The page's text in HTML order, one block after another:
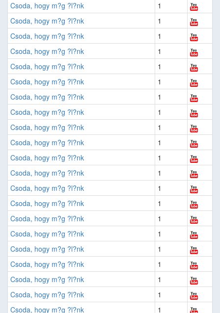
Csoda, hogy m?g ?l?nk
1
Csoda, hogy m?g ?l?nk
1
Csoda, hogy m?g ?l?nk
1
Csoda, hogy m?g ?l?nk
1
Csoda, hogy m?g ?l?nk
1
Csoda, hogy m?g ?l?nk
1
Csoda, hogy m?g ?l?nk
1
Csoda, hogy m?g ?l?nk
1
Csoda, hogy m?g ?l?nk
1
Csoda, hogy m?g ?l?nk
1
Csoda, hogy m?g ?l?nk
1
Csoda, hogy m?g ?l?nk
1
Csoda, hogy m?g ?l?nk
1
Csoda, hogy m?g ?l?nk
1
Csoda, hogy m?g ?l?nk
1
Csoda, hogy m?g ?l?nk
1
Csoda, hogy m?g ?l?nk
1
Csoda, hogy m?g ?l?nk
1
Csoda, hogy m?g ?l?nk
1
Csoda, hogy m?g ?l?nk
1
Csoda, hogy m?g ?l?nk
1